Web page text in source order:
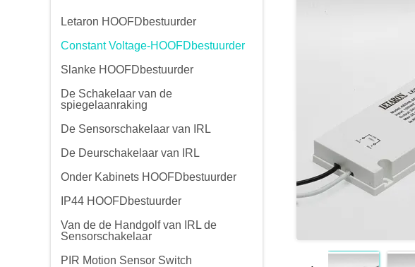
Letaron HOOFDbestuurder
Constant Voltage-HOOFDbestuurder
Slanke HOOFDbestuurder
De Schakelaar van de
spiegelaanraking
De Sensorschakelaar van IRL
De Deurschakelaar van IRL
Onder Kabinets HOOFDbestuurder
IP44 HOOFDbestuurder
Van de de Handgolf van IRL de
Sensorschakelaar
PIR Motion Sensor Switch